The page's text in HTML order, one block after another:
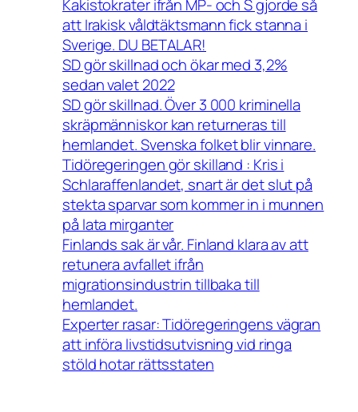
Kakistokrater ifrån MP- och S gjorde så
att Irakisk våldtäktsmann fick stanna i
Sverige. DU BETALAR!
SD gör skillnad och ökar med 3,2%
sedan valet 2022
SD gör skillnad. Över 3 000 kriminella
skräpmänniskor kan returneras till
hemlandet. Svenska folket blir vinnare.
Tidöregeringen gör skilland : Kris i
Schlaraffenlandet, snart är det slut på
stekta sparvar som kommer in i munnen
på lata mirganter
Finlands sak är vår. Finland klara av att
retunera avfallet ifrån
migrationsindustrin tillbaka till
hemlandet.
Experter rasar: Tidöregeringens vägran
att införa livstidsutvisning vid ringa
stöld hotar rättsstaten